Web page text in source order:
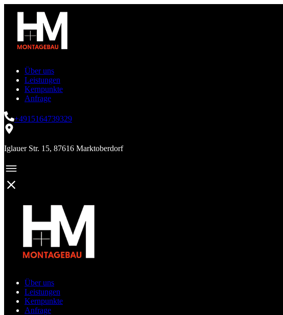
Über uns
Leistungen
Kernpunkte
Anfrage
+4915164739329
Iglauer Str. 15, 87616 Marktoberdorf
Über uns
Leistungen
Kernpunkte
Anfrage